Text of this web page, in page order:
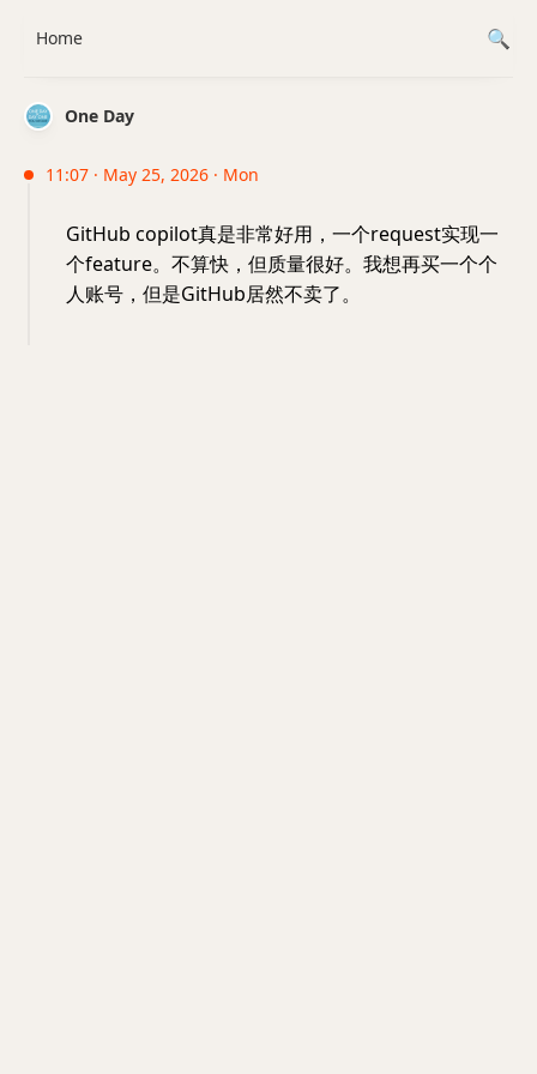
One Day
11:07 · May 25, 2026 · Mon
GitHub copilot真是非常好用，一个request实现一
个feature。不算快，但质量很好。我想再买一个个
人账号，但是GitHub居然不卖了。
Home